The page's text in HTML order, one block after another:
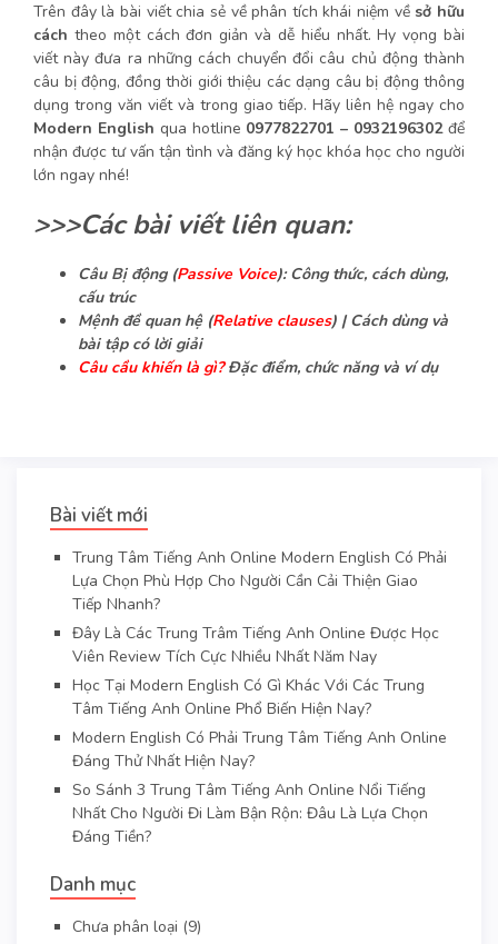
Trên đây là bài viết chia sẻ về phân tích khái niệm về sở hữu
cách theo một cách đơn giản và dễ hiểu nhất. Hy vọng bài
viết này đưa ra những cách chuyển đổi câu chủ động thành
câu bị động, đồng thời giới thiệu các dạng câu bị động thông
dụng trong văn viết và trong giao tiếp. Hãy liên hệ ngay cho
Modern English qua hotline 0977822701 – 0932196302để
nhận được tư vấn tận tình và đăng ký học khóa học cho người
lớn ngay nhé!
>>>Các bài viết liên quan:
Câu Bị động (Passive Voice): Công thức, cách dùng,
cấu trúc
Mệnh đề quan hệ (Relative clauses) | Cách dùng và
bài tập có lời giải
Câu cầu khiến là gì?Đặc điểm, chức năng và ví dụ
Bài viết mới
Trung Tâm Tiếng Anh Online Modern English Có Phải
Lựa Chọn Phù Hợp Cho Người Cần Cải Thiện Giao
Tiếp Nhanh?
Đây Là Các Trung Trâm Tiếng Anh Online Được Học
Viên Review Tích Cực Nhiều Nhất Năm Nay
Học Tại Modern English Có Gì Khác Với Các Trung
Tâm Tiếng Anh Online Phổ Biến Hiện Nay?
Modern English Có Phải Trung Tâm Tiếng Anh Online
Đáng Thử Nhất Hiện Nay?
So Sánh 3 Trung Tâm Tiếng Anh Online Nổi Tiếng
Nhất Cho Người Đi Làm Bận Rộn: Đâu Là Lựa Chọn
Đáng Tiền?
Danh mục
Chưa phân loại (9)